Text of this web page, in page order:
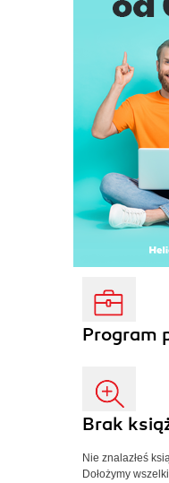
Program
Brak
Nie znalazłeś
Dołożymy